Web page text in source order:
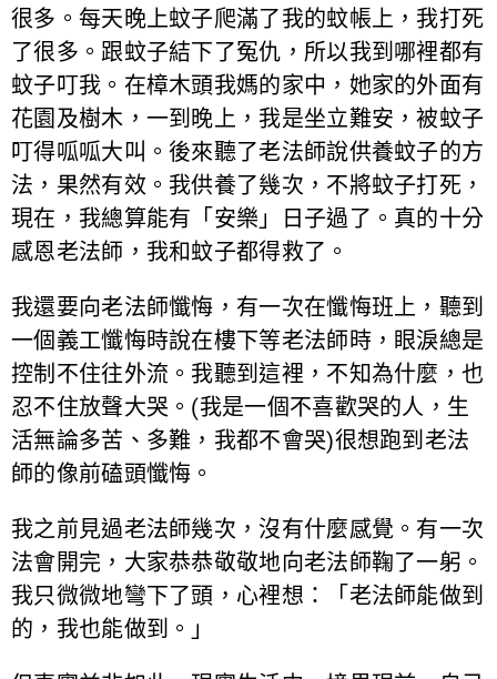
很多。每天晚上蚊子爬滿了我的蚊帳上，我打死
了很多。跟蚊子結下了冤仇，所以我到哪裡都有
蚊子叮我。在樟木頭我媽的家中，她家的外面有
花園及樹木，一到晚上，我是坐立難安，被蚊子
叮得呱呱大叫。後來聽了老法師說供養蚊子的方
法，果然有效。我供養了幾次，不將蚊子打死，
現在，我總算能有「安樂」日子過了。真的十分
感恩老法師，我和蚊子都得救了。
我還要向老法師懺悔，有一次在懺悔班上，聽到
一個義工懺悔時說在樓下等老法師時，眼淚總是
控制不住往外流。我聽到這裡，不知為什麼，也
忍不住放聲大哭。(我是一個不喜歡哭的人，生
活無論多苦、多難，我都不會哭)很想跑到老法
師的像前磕頭懺悔。
我之前見過老法師幾次，沒有什麼感覺。有一次
法會開完，大家恭恭敬敬地向老法師鞠了一躬。
我只微微地彎下了頭，心裡想：「老法師能做到
的，我也能做到。」